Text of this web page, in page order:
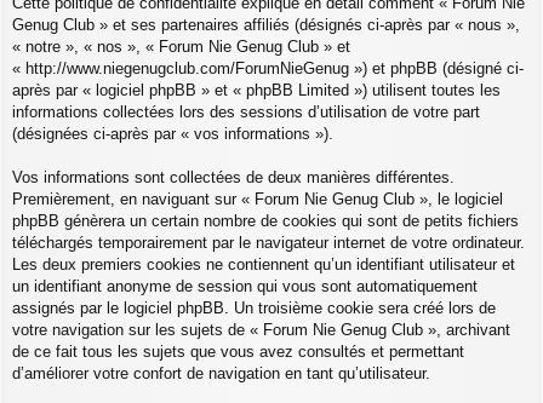
Genug Club » et ses partenaires affiliés (désignés ci-après par « nous »,
« notre », « nos », « Forum Nie Genug Club » et
« http://www.niegenugclub.com/ForumNieGenug ») et phpBB (désigné ci-
après par « logiciel phpBB » et « phpBB Limited ») utilisent toutes les
informations collectées lors des sessions d’utilisation de votre part
(désignées ci-après par « vos informations »).
Vos informations sont collectées de deux manières différentes.
Premièrement, en naviguant sur « Forum Nie Genug Club », le logiciel
phpBB génèrera un certain nombre de cookies qui sont de petits fichiers
téléchargés temporairement par le navigateur internet de votre ordinateur.
Les deux premiers cookies ne contiennent qu’un identifiant utilisateur et
un identifiant anonyme de session qui vous sont automatiquement
assignés par le logiciel phpBB. Un troisième cookie sera créé lors de
votre navigation sur les sujets de « Forum Nie Genug Club », archivant
de ce fait tous les sujets que vous avez consultés et permettant
d’améliorer votre confort de navigation en tant qu’utilisateur.